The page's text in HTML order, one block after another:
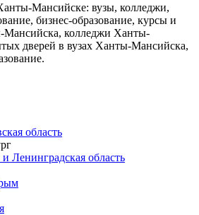
Мансийске: вузы, колледжи,
бизнес-образование, курсы и
колледжи Ханты-
дверей в вузах Ханты-Мансийска,
область
Ленинградская область